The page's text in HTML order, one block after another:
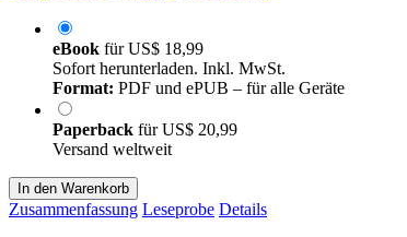
eBook fürUS$ 18,99
Sofort herunterladen. Inkl. MwSt.
Format: PDF und ePUB – für alle Geräte
Paperback fürUS$ 20,99
Versand weltweit
In den Warenkorb
Zusammenfassung Leseprobe Details